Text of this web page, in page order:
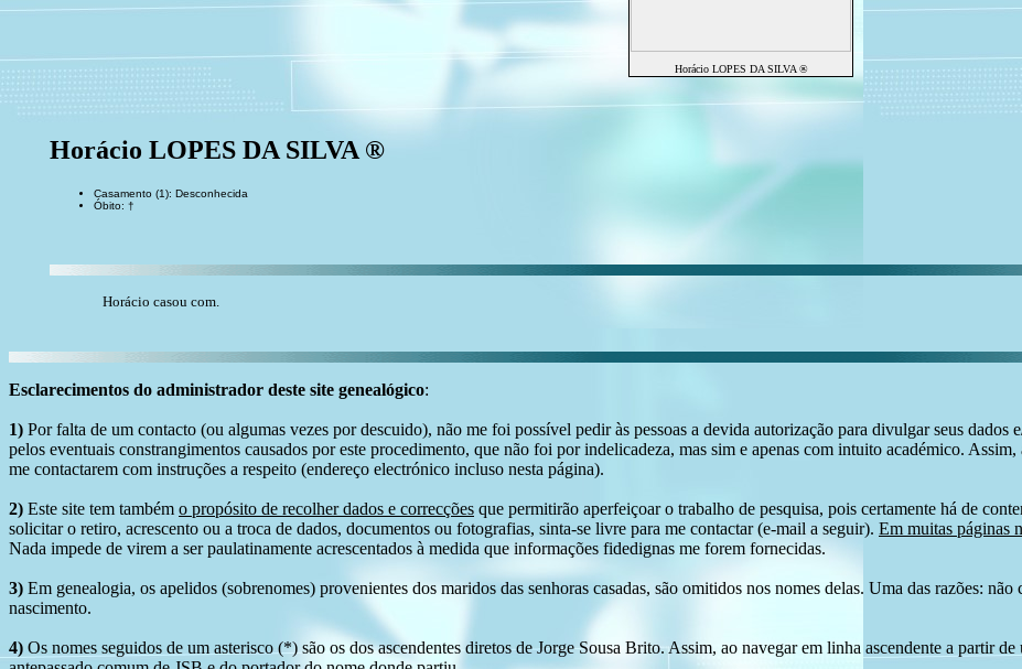
Horácio LOPES DA SILVA ®
Horácio LOPES DA SILVA ®
Casamento (1): Desconhecida
Óbito: †
Horácio casou com.
Esclarecimentos do administrador deste site genealógico:
1) Por falta de um contacto (ou algumas vezes por descuido), não me foi possível pedir às pessoas a devida autorização para divulgar seus dados
pelos eventuais constrangimentos causados por este procedimento, que não foi por indelicadeza, mas sim e apenas com intuito académico.
me contactarem com instruções a respeito (endereço electrónico incluso nesta página).
2) Este site tem também o propósito de recolher dados e correcções que permitirão aperfeiçoar o trabalho de pesquisa, pois certamente há de
solicitar o retiro, acrescento ou a troca de dados, documentos ou fotografias, sinta-se livre para me contactar (e-mail a seguir). Em muitas páginas
Nada impede de virem a ser paulatinamente acrescentados à medida que informações fidedignas me forem fornecidas.
3) Em genealogia, os apelidos (sobrenomes) provenientes dos maridos das senhoras casadas, são omitidos nos nomes delas. Uma das razões:
nascimento.
4) Os nomes seguidos de um asterisco (*) são os dos ascendentes diretos de Jorge Sousa Brito. Assim, ao navegar em linha ascendente a partir